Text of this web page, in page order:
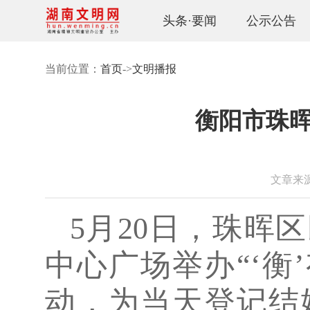
头条·要闻 公示公告
当前位置： 首页->文明播报
衡阳市珠
文章来
5月20日，珠晖
中心广场举办“‘
动，为当天登记